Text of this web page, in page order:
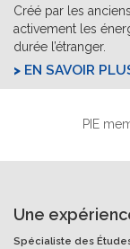
Créé par les
activement les
durée l’étranger.
EN SAVOIR
PIE
Une
Spécialiste des